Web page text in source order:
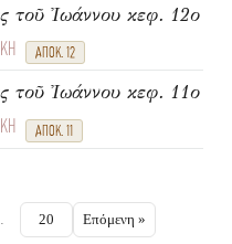
τοῦ Ἰωάννου κεφ. 12ο
ΑΠΟΚ. 12
τοῦ Ἰωάννου κεφ. 11ο
ΑΠΟΚ. 11
20 Επόμενη »